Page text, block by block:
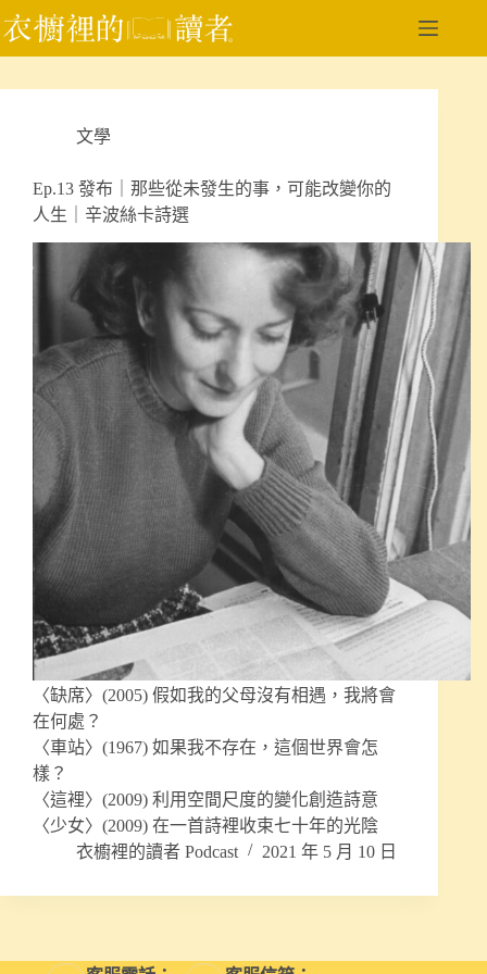
跳
至
要
文學
Ep.13 發布｜那些從未發生的事，可能改變你的
人生｜辛波絲卡詩選
〈缺席〉(2005) 假如我的父母沒有相遇，我將會
在何處？
〈車站〉(1967) 如果我不存在，這個世界會怎
樣？
〈這裡〉(2009) 利用空間尺度的變化創造詩意
〈少女〉(2009) 在一首詩裡收束七十年的光陰
衣櫥裡的讀者 Podcast
2021 年 5 月 10 日